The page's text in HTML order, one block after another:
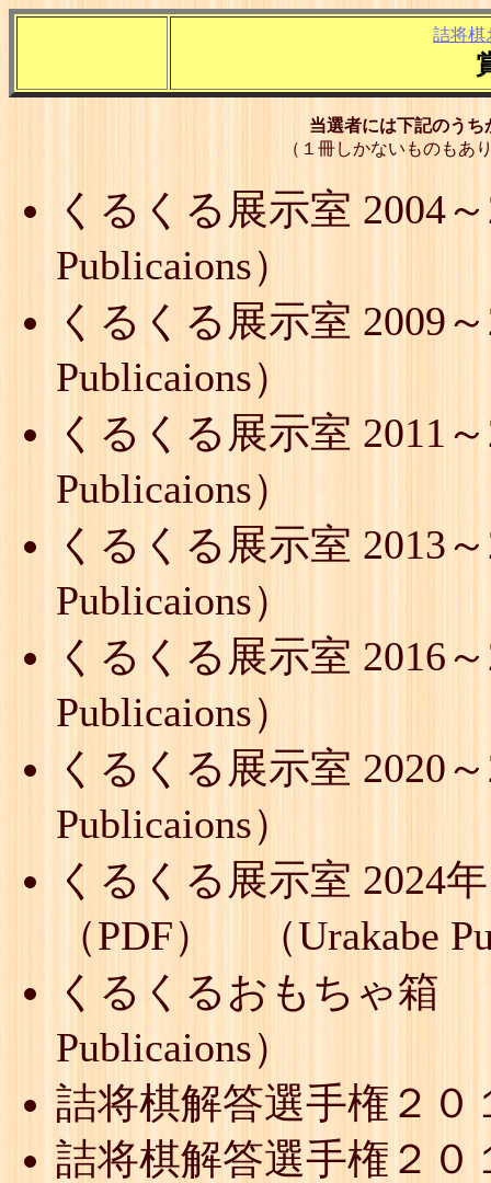
詰将棋
当選者には下記のう
（１冊しかないものもあ
くるくる展示室 2004
Publicaions）
くるくる展示室 2009
Publicaions）
くるくる展示室 2011
Publicaions）
くるくる展示室 2013
Publicaions）
くるくる展示室 2016
Publicaions）
くるくる展示室 2020
Publicaions）
くるくる展示室 2024
（PDF） （Urakabe
くるくるおもちゃ箱
Publicaions）
詰将棋解答選手権２０
詰将棋解答選手権２０